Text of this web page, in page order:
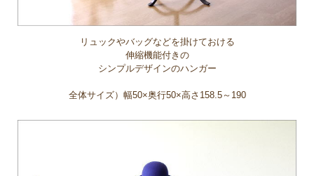
リュックやバッグなどを掛けておける
伸縮機能付きの
シンプルデザインのハンガー
全体サイズ）幅50×奥行50×高さ158.5～190